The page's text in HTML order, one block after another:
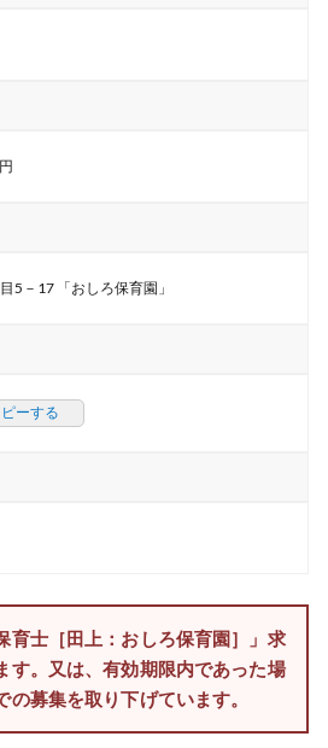
5－17 「おしろ保育園」
ーする
育士［田上：おしろ保育園］」求
す。又は、有効期限内であった場
募集を取り下げています。